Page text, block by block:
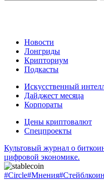
Новости
Лонгриды
Крипториум
Подкасты
Искусственный
Дайджест месяца
Корпораты
Цены криптовалют
Спецпроекты
Культовый журнал о
цифровой экономике.
#Circle#Мнения